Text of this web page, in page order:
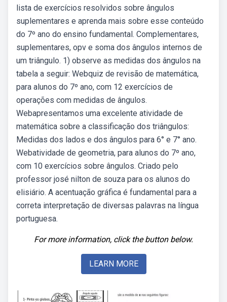
lista de exercícios resolvidos sobre ângulos
suplementares e aprenda mais sobre esse conteúdo
do 7º ano do ensino fundamental. Complementares,
suplementares, opv e soma dos ângulos internos de
um triângulo. 1) observe as medidas dos ângulos na
tabela a seguir: Webquiz de revisão de matemática,
para alunos do 7º ano, com 12 exercícios de
operações com medidas de ângulos.
Webapresentamos uma excelente atividade de
matemática sobre a classificação dos triângulos:
Medidas dos lados e dos ângulos para 6° e 7° ano.
Webatividade de geometria, para alunos do 7º ano,
com 10 exercícios sobre ângulos. Criado pelo
professor josé nilton de souza para os alunos do
elisiário. A acentuação gráfica é fundamental para a
correta interpretação de diversas palavras na língua
portuguesa.
For more information, click the button below.
LEARN MORE